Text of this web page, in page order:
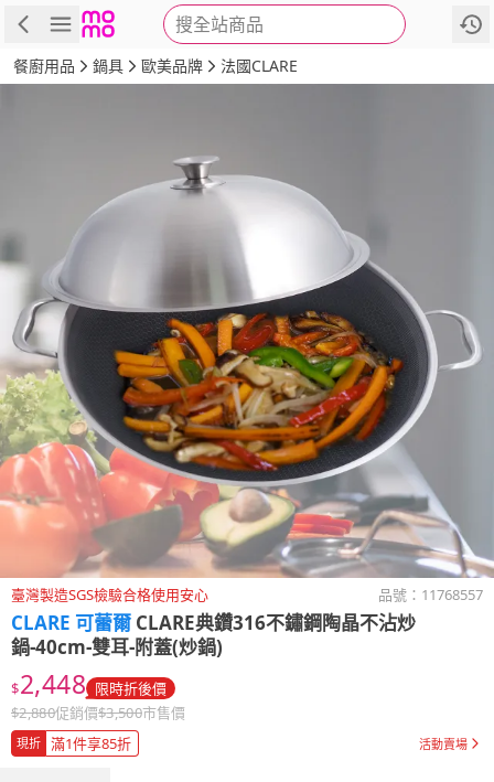
搜全站商品
商品 評價 詳情
餐廚用品 鍋具 歐美品牌 法國CLARE
臺灣製造SGS檢驗合格使用安心 品號： 11768557
CLARE 可蕾爾 CLARE典鑽316不鏽鋼陶晶不沾炒
鍋-40cm-雙耳-附蓋(炒鍋)
$2,448 限時折後價
$2,880促銷價$3,500市售價
現折 滿1件享85折 活動賣場